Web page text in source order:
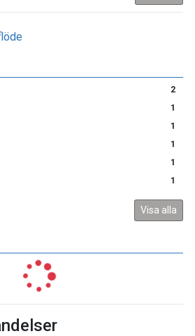
2
1
1
1
1
1
Visa alla